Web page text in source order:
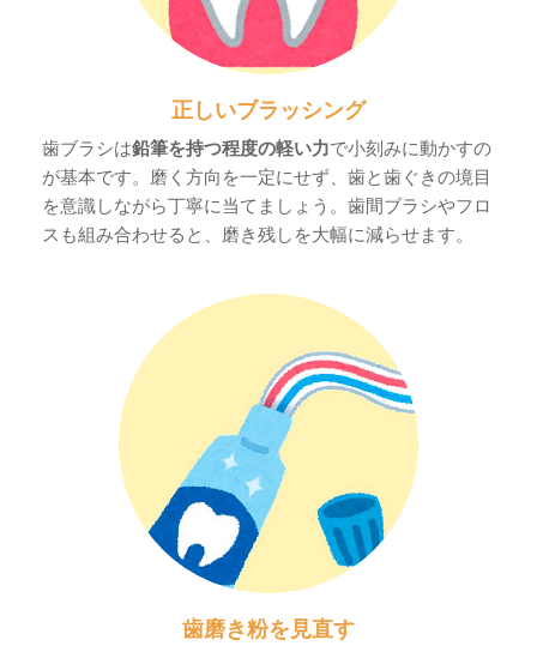
正しいブラッシング
歯ブラシは鉛筆を持つ程度の軽い力で小刻みに動かすの
が基本です。磨く方向を一定にせず、歯と歯ぐきの境目
を意識しながら丁寧に当てましょう。歯間ブラシやフロ
スも組み合わせると、磨き残しを大幅に減らせます。
歯磨き粉を見直す